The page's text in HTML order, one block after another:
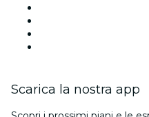
Scarica la nostra app